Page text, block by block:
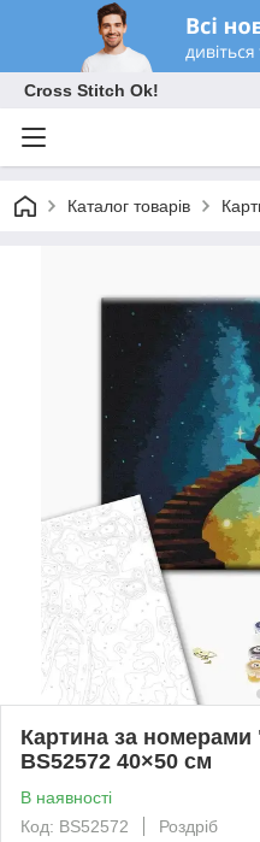
Cross Stitch Ok!
Каталог товарів
Картина за
BS52572 40×50 см
В наявності
Код: BS52572
Роздріб